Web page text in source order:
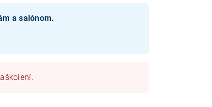
a salónom.